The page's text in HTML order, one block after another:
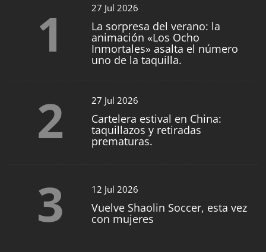
1 27 Jul 2026
La sorpresa del verano: la
animación «Los Ocho
Inmortales» asalta el número
uno de la taquilla.
2 27 Jul 2026
Cartelera estival en China:
taquillazos y retiradas
prematuras.
3 12 Jul 2026
Vuelve Shaolin Soccer, esta vez
con mujeres